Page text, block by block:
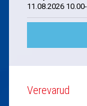
11.08.2026
Verevarud